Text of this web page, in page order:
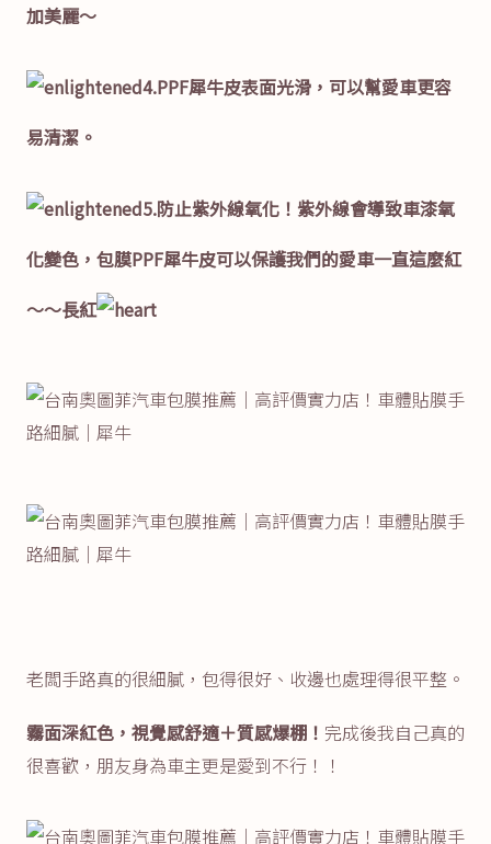
加美麗～
4.PPF犀牛皮表面光滑，可以幫愛車更容
易清潔。
5.防止紫外線氧化！紫外線會導致車漆氧
化變色，包膜PPF犀牛皮可以保護我們的愛車一直這麼紅
～～長紅
老闆手路真的很細膩，包得很好、收邊也處理得很平整。
霧面深紅色，視覺感舒適＋質感爆棚！ 完成後我自己真的
很喜歡，朋友身為車主更是愛到不行！！